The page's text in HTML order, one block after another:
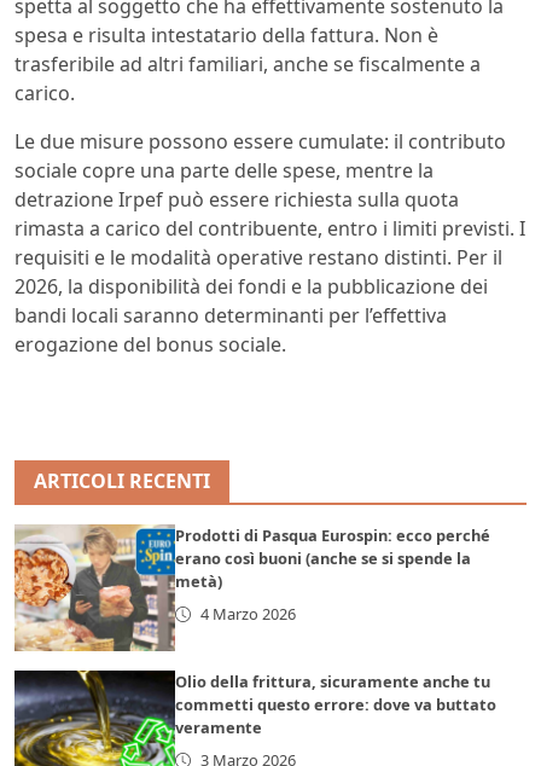
spetta al soggetto che ha effettivamente sostenuto la
spesa e risulta intestatario della fattura. Non è
trasferibile ad altri familiari, anche se fiscalmente a
carico.
Le due misure possono essere cumulate: il contributo
sociale copre una parte delle spese, mentre la
detrazione Irpef può essere richiesta sulla quota
rimasta a carico del contribuente, entro i limiti previsti. I
requisiti e le modalità operative restano distinti. Per il
2026, la disponibilità dei fondi e la pubblicazione dei
bandi locali saranno determinanti per l’effettiva
erogazione del bonus sociale.
ARTICOLI RECENTI
Prodotti di Pasqua Eurospin: ecco perché
erano così buoni (anche se si spende la
metà)
4 Marzo 2026
Olio della frittura, sicuramente anche tu
commetti questo errore: dove va buttato
veramente
3 Marzo 2026